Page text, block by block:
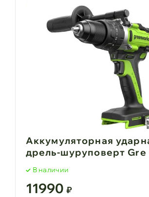
Аккумуляторная
дрель-шуруповерт Gre
В наличии
11990 ₽